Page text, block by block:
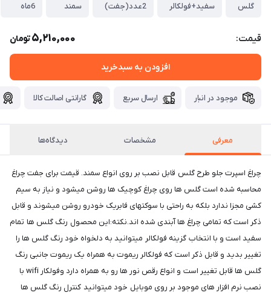
گلس
سفید+فولکالر
2عدد(جفت)
سمند
6ماه
قیمت: 5,210,000تومان
افزودن به سبدخرید
موجود در انبار ارسال سریع گارانتی اصالت کالا
معرفی مشخصات دیدگاه‌ها
چراغ اسپرت جلو طرح گلس قابل نصب بر روی انواع سمند. قیمت برای جفت چراغ
محاسبه شده است گلس ها روی چراغ کوچیک ها روشن میشود و نیاز به سیم
کشی مجزا ندارد بلکه به راحتی با سوکتهای فابریک خودرو روشن میشوند و قابل
ذکر است که تمامی چراغ ها آبندی شده اند.نکته:این محصول رنگ گلس ها تمام
سفید است و با انتخاب گزینه فولکالر میتوانید به دلخواه خود رنگ گلس ها را
تغییر بدید و قابل ذکر است که فولکالر ریموت به همراه یک ریموت جانبی رنگ
گلس ها قابل تغییر است و انواع رقص نور ها رو به همراه دارد وفولکار wifi با
نصب نرم افزار های موجود بر روی موبایل خود میتوانید کنترل رنگ گلس ها